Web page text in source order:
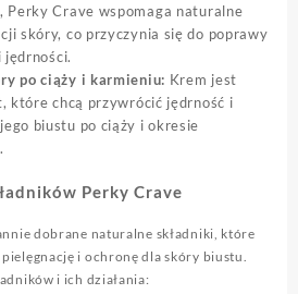
Perky Crave wspomaga naturalne
skóry, co przyczynia się do poprawy
jędrności.
po ciąży i karmieniu: Krem jest
które chcą przywrócić jędrność i
biustu po ciąży i okresie
Perky Crave
dobrane naturalne składniki, które
i ochronę dla skóry biustu.
i ich działania: